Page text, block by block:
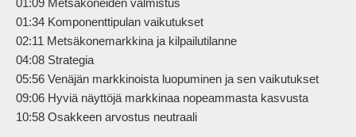
01:09 Metsäkoneiden valmistus
01:34 Komponenttipulan vaikutukset
02:11 Metsäkonemarkkina ja kilpailutilanne
04:08 Strategia
05:56 Venäjän markkinoista luopuminen ja sen vaikutukset
09:06 Hyviä näyttöjä markkinaa nopeammasta kasvusta
10:58 Osakkeen arvostus neutraali